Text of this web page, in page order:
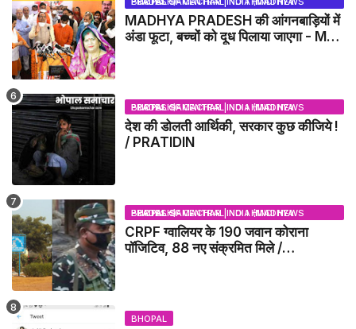
MADHYA PRADESH की आंगनबाड़ियों में
अंडा फूटा, बच्चों को दूध पिलाया जाएगा - MP
BHOPAL SAMACHAR | NO 1 HINDI NEWS PORTAL OF CENTRAL INDIA (MADHYA PRADESH)
देश की डोलती आर्थिकी, सरकार कुछ कीजिये !
/ PRATIDIN
BHOPAL SAMACHAR | NO 1 HINDI NEWS PORTAL OF CENTRAL INDIA (MADHYA PRADESH)
CRPF ग्वालियर के 190 जवान कोराना
पॉजिटिव, 88 नए संक्रमित मिले /
BHOPAL